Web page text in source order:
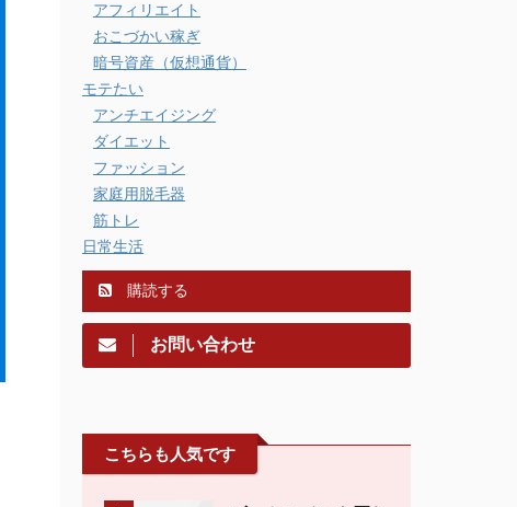
アフィリエイト
おこづかい稼ぎ
暗号資産（仮想通貨）
モテたい
アンチエイジング
ダイエット
ファッション
家庭用脱毛器
筋トレ
日常生活
購読する
お問い合わせ
こちらも人気です